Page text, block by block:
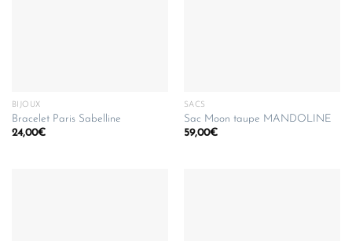
BIJOUX
Bracelet Paris Sabelline
24,00€
SACS
Sac Moon taupe MANDOLINE
59,00€